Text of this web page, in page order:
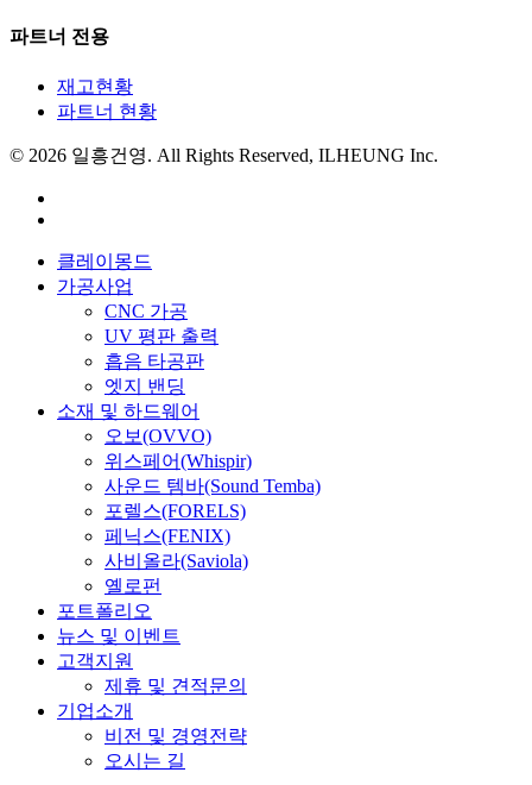
파트너 전용
재고현황
파트너 현황
© 2026 일흥건영. All Rights Reserved, ILHEUNG Inc.
Close
Menu
클레이몽드
가공사업
CNC 가공
UV 평판 출력
흡음 타공판
엣지 밴딩
소재 및 하드웨어
오보(OVVO)
위스페어(Whispir)
사운드 템바(Sound Temba)
포렐스(FORELS)
페닉스(FENIX)
사비올라(Saviola)
옐로펀
포트폴리오
뉴스 및 이벤트
고객지원
제휴 및 견적문의
기업소개
비전 및 경영전략
오시는 길